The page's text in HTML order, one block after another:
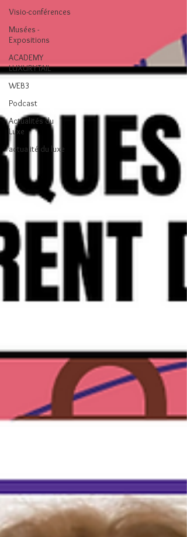
Visio-conférences
Musées -
Expositions
ACADEMY
LUXURYTAIL
WEB3
Podcast
Actualités du
Luxe
actualité du luxe